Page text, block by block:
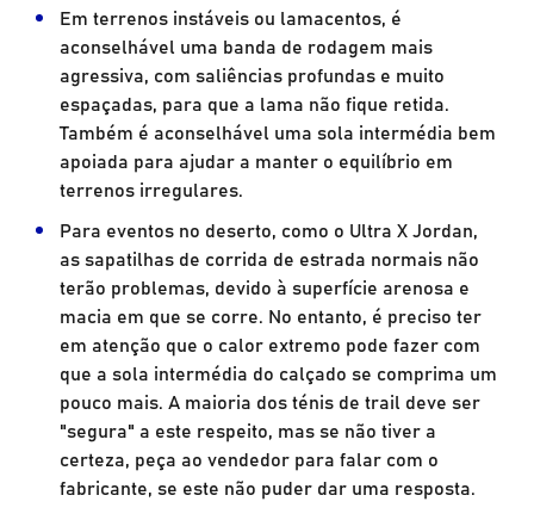
Em terrenos instáveis ou lamacentos, é
aconselhável uma banda de rodagem mais
agressiva, com saliências profundas e muito
espaçadas, para que a lama não fique retida.
Também é aconselhável uma sola intermédia bem
apoiada para ajudar a manter o equilíbrio em
terrenos irregulares.
Para eventos no deserto, como o Ultra X Jordan,
as sapatilhas de corrida de estrada normais não
terão problemas, devido à superfície arenosa e
macia em que se corre. No entanto, é preciso ter
em atenção que o calor extremo pode fazer com
que a sola intermédia do calçado se comprima um
pouco mais. A maioria dos ténis de trail deve ser
"segura" a este respeito, mas se não tiver a
certeza, peça ao vendedor para falar com o
fabricante, se este não puder dar uma resposta.